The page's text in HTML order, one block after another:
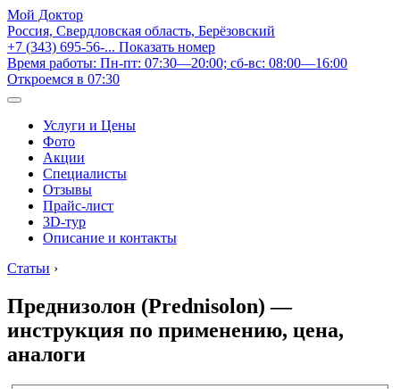
Мой Доктор
Россия, Свердловская область, Берёзовский
+7 (343) 695-56-... Показать номер
Время работы: Пн-пт: 07:30—20:00; сб-вс: 08:00—16:00
Откроемся в 07:30
Услуги и Цены
Фото
Акции
Специалисты
Отзывы
Прайс-лист
3D-тур
Описание и контакты
Статьи ›
Преднизолон (Prednisolon) —
инструкция по применению, цена,
аналоги